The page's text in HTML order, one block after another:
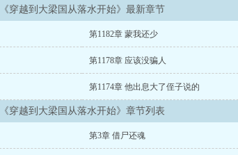
《穿越到大梁国从落水开始》最新章节
第1182章 蒙我还少
第1178章 应该没骗人
第1174章 他出息大了侄子说的
《穿越到大梁国从落水开始》章节列表
第3章 借尸还魂